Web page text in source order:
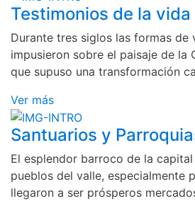
Testimonios de la
Durante tres siglos las formas de
impusieron sobre el paisaje de la
que supuso una transformación
Ver más
Santuarios y
El esplendor barroco de la
pueblos del valle, especialmente
llegaron a ser prósperos